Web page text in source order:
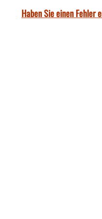
Haben Sie einen Fehler